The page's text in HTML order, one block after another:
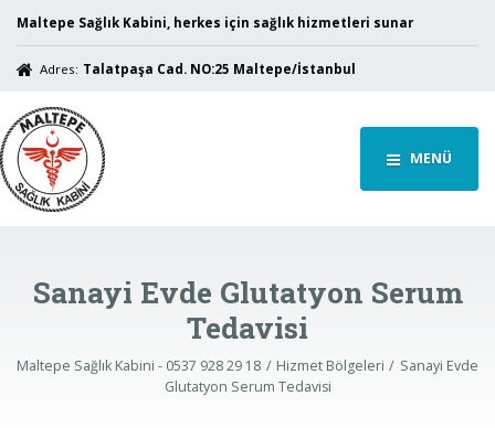
Maltepe Sağlık Kabini, herkes için sağlık hizmetleri sunar
Adres: Talatpaşa Cad. NO:25 Maltepe/İstanbul
MENÜ
Sanayi Evde Glutatyon Serum
Tedavisi
Maltepe Sağlık Kabini - 0537 928 29 18 Hizmet Bölgeleri
Sanayi Evde
Glutatyon Serum Tedavisi